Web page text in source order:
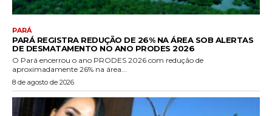
PARÁ
PARÁ REGISTRA REDUÇÃO DE 26% NA ÁREA SOB ALERTAS
DE DESMATAMENTO NO ANO PRODES 2026
O Pará encerrou o ano PRODES 2026 com redução de
aproximadamente 26% na área...
8 de agosto de 2026